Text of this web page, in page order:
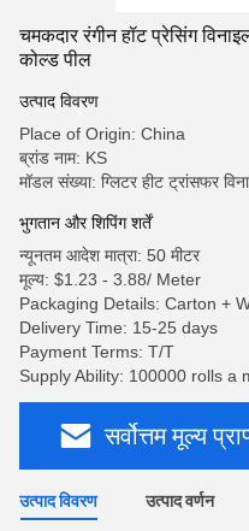
चमकदार रंगीन हॉट प्रेसिंग
कोल्ड पील
उत्पाद विवरण
Place of Origin: China
ब्रांड नाम: KS
मॉडल संख्या: ग्लिटर हीट ट्रांसफर
भुगतान और शिपिंग शर्तें
न्यूनतम आदेश मात्रा: 50 मीटर
मूल्य: $1.23 - 3.88/ Meter
Packaging Details: Carton +
Delivery Time: 15-25 days
Payment Terms: T/T
Supply Ability: 100000 rolls a
सर्वोत्तम मूल्य
उत्पाद विवरण उत्पाद वर्णन